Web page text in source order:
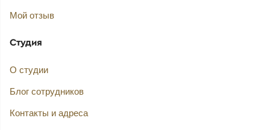
Мой отзыв
Студия
О студии
Блог сотрудников
Контакты и адреса